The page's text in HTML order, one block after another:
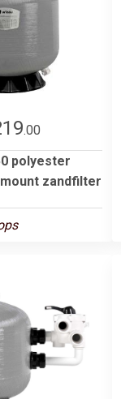
.00
polyester
zandfilter